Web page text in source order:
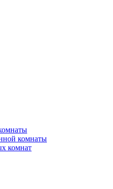
комнаты
комнат